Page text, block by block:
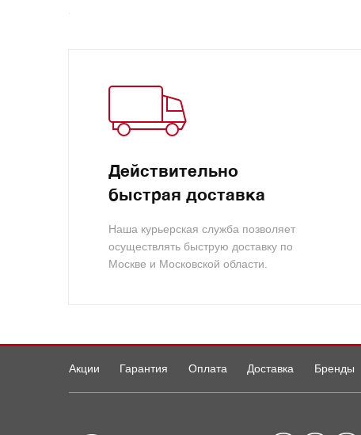
Действительно
быстрая доставка
Наша курьерская служба позволяет
осуществлять быструю доставку по
Москве и Московской области.
Акции Гарантия Оплата Доставка Бренды